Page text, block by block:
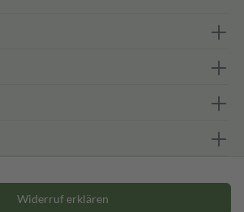
Widerruf erklären